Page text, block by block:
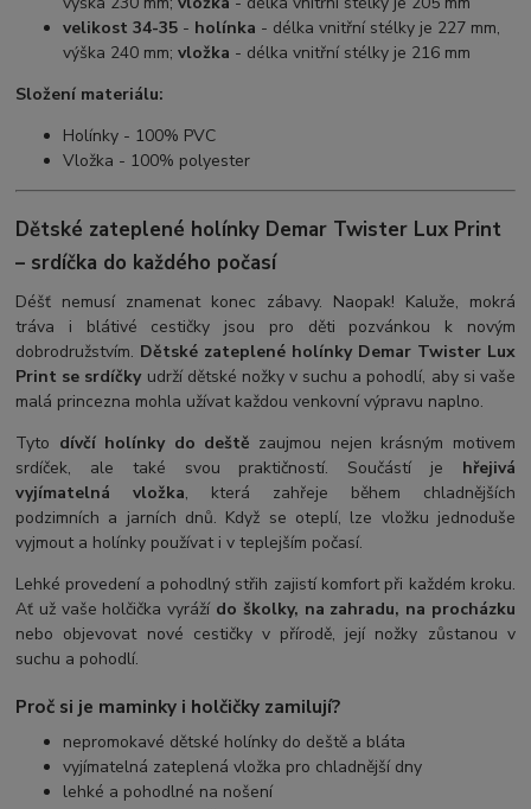
velikost 34-35 - holínka - délka vnitřní stélky je 227 mm,
výška 240 mm;vložka - délka vnitřní stélky je 216 mm
Složení materiálu:
Holínky - 100% PVC
Vložka - 100% polyester
Dětské zateplené holínky Demar Twister Lux Print
– srdíčka do každého počasí
Déšť nemusí znamenat konec zábavy. Naopak! Kaluže, mokrá
tráva i blátivé cestičky jsou pro děti pozvánkou k novým
dobrodružstvím. Dětské zateplené holínky Demar Twister Lux
Print se srdíčkyudrží dětské nožky v suchu a pohodlí, aby si vaše
malá princezna mohla užívat každou venkovní výpravu naplno.
Tyto dívčí holínky do deště zaujmou nejen krásným motivem
srdíček, ale také svou praktičností. Součástí je hřejivá
vyjímatelná vložka, která zahřeje během chladnějších
podzimních a jarních dnů. Když se oteplí, lze vložku jednoduše
vyjmout a holínky používat i v teplejším počasí.
Lehké provedení a pohodlný střih zajistí komfort při každém kroku.
Ať už vaše holčička vyráží do školky, na zahradu, na procházku
nebo objevovat nové cestičky v přírodě, její nožky zůstanou v
suchu a pohodlí.
Proč si je maminky i holčičky zamilují?
nepromokavé dětské holínky do deště a bláta
vyjímatelná zateplená vložka pro chladnější dny
lehké a pohodlné na nošení